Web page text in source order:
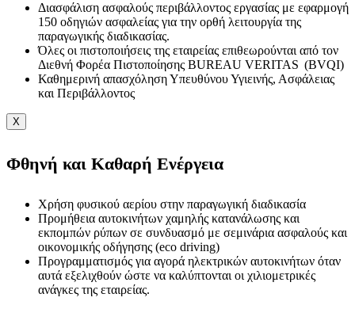
Διασφάλιση ασφαλούς περιβάλλοντος εργασίας με εφαρμογή
150 οδηγιών ασφαλείας για την ορθή λειτουργία της
παραγωγικής διαδικασίας.
Όλες οι πιστοποιήσεις της εταιρείας επιθεωρούνται από τον
Διεθνή Φορέα Πιστοποίησης BUREAU VERITAS (BVQI)
Καθημερινή απασχόληση Υπευθύνου Υγιεινής, Ασφάλειας
και Περιβάλλοντος
X
Φθηνή και Καθαρή Ενέργεια
Χρήση φυσικού αερίου στην παραγωγική διαδικασία
Προμήθεια αυτοκινήτων χαμηλής κατανάλωσης και
εκπομπών ρύπων σε συνδυασμό με σεμινάρια ασφαλούς και
οικονομικής οδήγησης (eco driving)
Προγραμματισμός για αγορά ηλεκτρικών αυτοκινήτων όταν
αυτά εξελιχθούν ώστε να καλύπτονται οι χιλιομετρικές
ανάγκες της εταιρείας.